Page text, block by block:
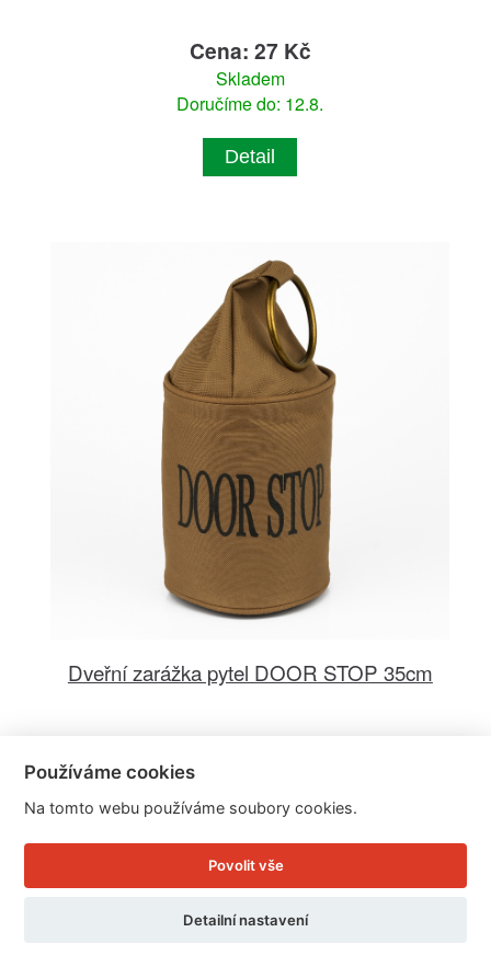
Cena: 27 Kč
Skladem
Doručíme do: 12.8.
Detail
Dveřní zarážka pytel DOOR STOP 35cm
Cena: 339 Kč
Doručíme do: 12.8.
Detail
Používáme cookies
Na tomto webu používáme soubory cookies.
Povolit vše
Detailní nastavení